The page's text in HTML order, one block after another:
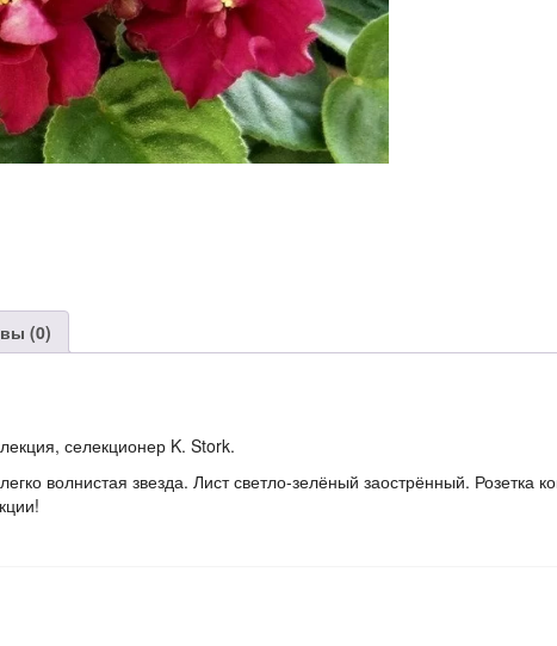
(0)
селекционер K. Stork.
волнистая звезда. Лист светло-зелёный заострённый. Розетка